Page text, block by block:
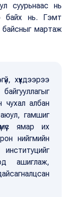
суурьнаас нь
байх нь. Гэмт
байсныг мартаж
хүүхдээрээ
чухал албан
гамшиг
ямар их
нийгмийн
ашиглаж,